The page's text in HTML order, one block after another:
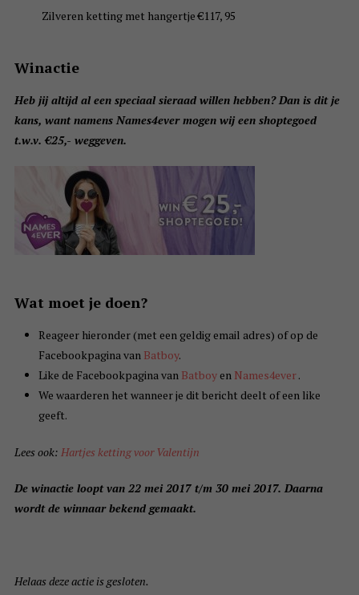
Zilveren ketting met hangertje €117, 95
Winactie
Heb jij altijd al een speciaal sieraad willen hebben? Dan is dit je
kans, want namens Names4ever mogen wij een shoptegoed
t.w.v. €25,- weggeven.
Wat moet je doen?
Reageer hieronder (met een geldig email adres) of op de
Facebookpagina van Batboy.
Like de Facebookpagina van Batboyen Names4ever.
We waarderen het wanneer je dit bericht deelt of een like
geeft.
Lees ook: Hartjes ketting voor Valentijn
De winactie loopt van 22 mei 2017 t/m 30 mei 2017. Daarna
wordt de winnaar bekend gemaakt.
Helaas deze actie is gesloten.